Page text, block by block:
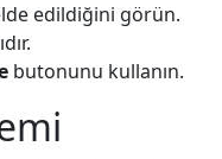
edildiğini görün.
butonunu kullanın.